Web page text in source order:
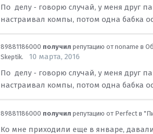
По делу - говорю случай, у меня друг
настраивал компы, потом одна бабка
89881186000 получил репутацию отnoname в
Skeptik.
10 марта, 2016
По делу - говорю случай, у меня друг
настраивал компы, потом одна бабка
89881186000 получил репутацию от Perfect в
Ко мне приходили еще в январе,